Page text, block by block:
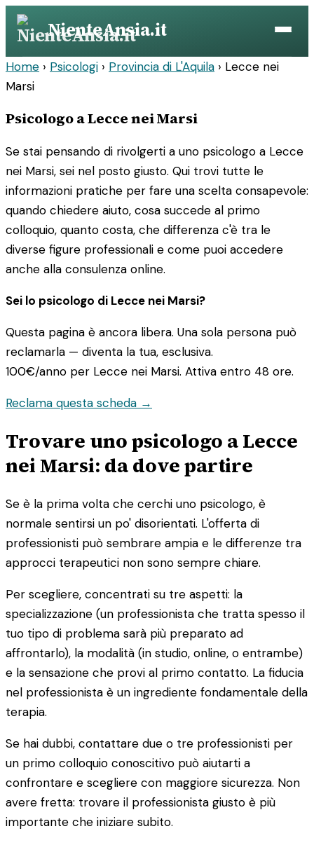
Vai
contenuto
NienteAnsia.it
Home › Psicologi › Provincia di L'Aquila › Lecce nei
Marsi
Psicologo a Lecce nei Marsi
Se stai pensando di rivolgerti a uno psicologo a Lecce
nei Marsi, sei nel posto giusto. Qui trovi tutte le
informazioni pratiche per fare una scelta consapevole:
quando chiedere aiuto, cosa succede al primo
colloquio, quanto costa, che differenza c'è tra le
diverse figure professionali e come puoi accedere
anche alla consulenza online.
Sei lo psicologo di Lecce nei Marsi?
Questa pagina è ancora libera. Una sola persona può
reclamarla — diventa la tua, esclusiva.
100€/anno per Lecce nei Marsi. Attiva entro 48 ore.
Reclama questa scheda →
Trovare uno psicologo a Lecce
nei Marsi: da dove partire
Se è la prima volta che cerchi uno psicologo, è
normale sentirsi un po' disorientati. L'offerta di
professionisti può sembrare ampia e le differenze tra
approcci terapeutici non sono sempre chiare.
Per scegliere, concentrati su tre aspetti: la
specializzazione (un professionista che tratta spesso il
tuo tipo di problema sarà più preparato ad
affrontarlo), la modalità (in studio, online, o entrambe)
e la sensazione che provi al primo contatto. La fiducia
nel professionista è un ingrediente fondamentale della
terapia.
Se hai dubbi, contattare due o tre professionisti per
un primo colloquio conoscitivo può aiutarti a
confrontare e scegliere con maggiore sicurezza. Non
avere fretta: trovare il professionista giusto è più
importante che iniziare subito.